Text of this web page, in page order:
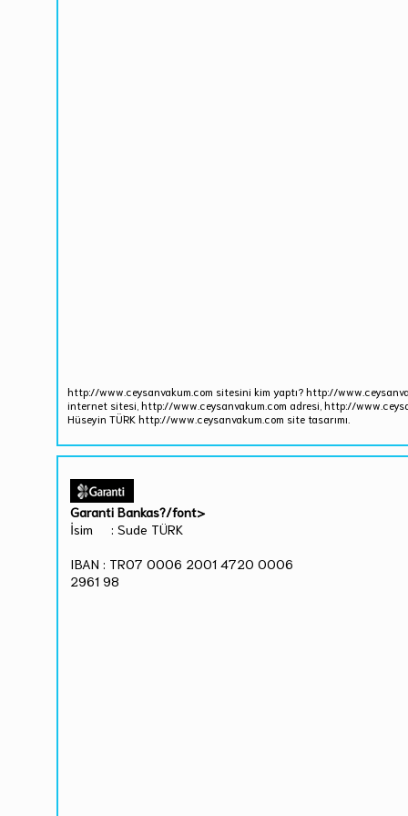
http://www.ceysanvakum.com sitesini kim yaptı? http://
internet sitesi, http://www.ceysanvakum.com adresi, http://
Hüseyin TÜRK http://www.ceysanvakum.com site tasarımı.
Garanti Bankas?/font>
İsim : Sude TÜRK
IBAN : TR07 0006 2001 4720 0006
2961 98